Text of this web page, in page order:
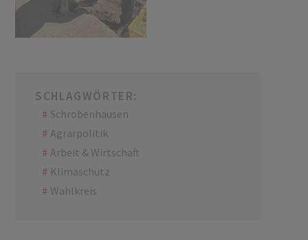
SCHLAGWÖRTER:
Schrobenhausen
Agrarpolitik
Arbeit & Wirtschaft
Klimaschutz
Wahlkreis